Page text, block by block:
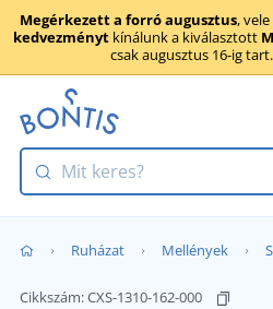
Megérkezett a forró augusztus,
kedvezményt kínálunk a kiválasztott
csak augusztus 16-ig tart.
Ruházat Mellények
Cikkszám:CXS-1310-162-000